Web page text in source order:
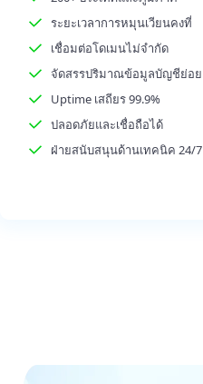
ระยะเวลาการหมุนเวียนคงที่
เชื่อมต่อโดเมนไม่จำกัด
จัดสรรปริมาณข้อมูลบัญชีย่อย
Uptime เสถียร 99.9%
ปลอดภัยและเชื่อถือได้
ฝ่ายสนับสนุนด้านเทคนิค 24/7